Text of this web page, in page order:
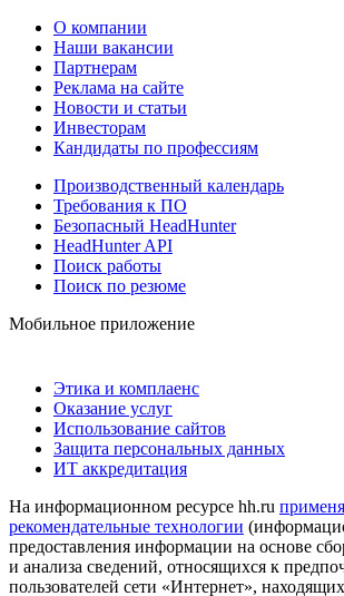
О компании
Наши вакансии
Партнерам
Реклама на сайте
Новости и статьи
Инвесторам
Кандидаты по профессиям
Производственный календарь
Требования к ПО
Безопасный HeadHunter
HeadHunter API
Поиск работы
Поиск по резюме
Мобильное приложение
Этика и комплаенс
Оказание услуг
Использование сайтов
Защита персональных данных
ИТ аккредитация
На информационном ресурсе hh.ru
рекомендательные технологии
предоставления информации на основе
и анализа сведений, относящихся к
пользователей сети «Интернет»,